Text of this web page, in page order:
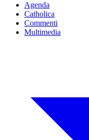
Agenda
Catholica
Commenti
Multimedia